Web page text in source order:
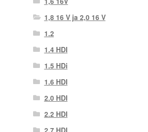
1,8 16 V ja 2,0 16 V
1.2
1.4 HDI
1.5 HDi
1.6 HDI
2.0 HDI
2.2 HDI